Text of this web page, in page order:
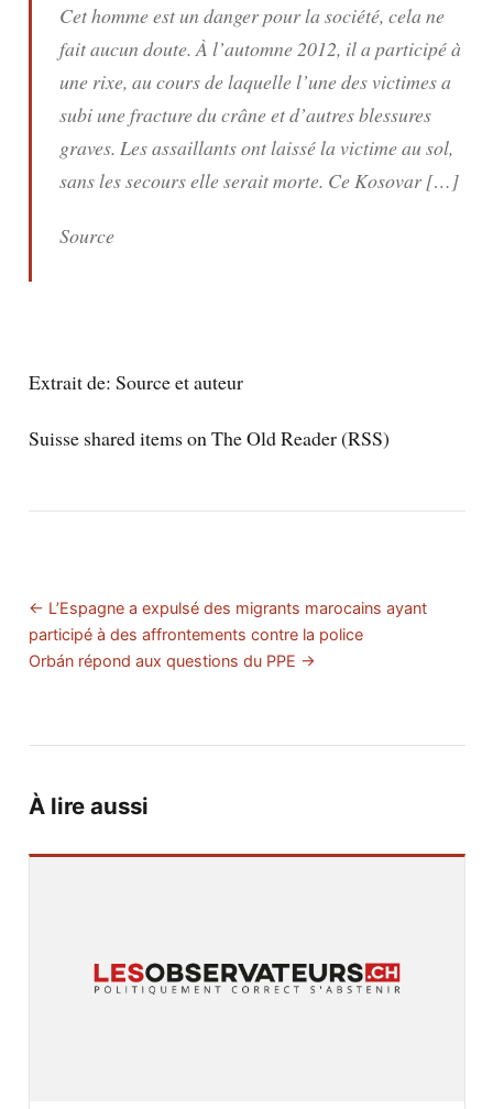
Cet homme est un danger pour la société, cela ne
fait aucun doute. À l’automne 2012, il a participé à
une rixe, au cours de laquelle l’une des victimes a
subi une fracture du crâne et d’autres blessures
graves. Les assaillants ont laissé la victime au sol,
sans les secours elle serait morte. Ce Kosovar […]
Source
Extrait de: Source et auteur
Suisse shared items on The Old Reader (RSS)
← L’Espagne a expulsé des migrants marocains ayant
participé à des affrontements contre la police
Orbán répond aux questions du PPE →
À lire aussi